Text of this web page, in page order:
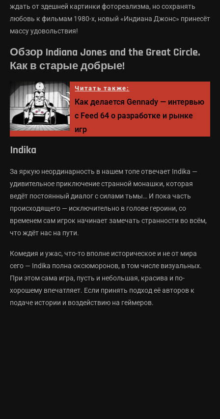
ждать от здешней картинки фотореализма, но сохранять
любовь к фильмам 1980-х, новый «Индиана Джонс» принесёт
массу удовольствия!
Обзор Indiana Jones and the Great Circle.
Как в старые добрые!
Читать также:
Как делается Gennady — интервью
с Feed 64 о разработке и рынке
игр
Indika
За яркую неординарность в нашем топе отвечает Indika —
удивительное приключение странной монашки, которая
ведёт постоянный диалог с силами тьмы… И пока часть
происходящего — исключительно в голове героини, со
временем сам игрок начинает замечать странности во всём,
что ждёт нас на пути.
Комедия и ужас, что-то вполне историческое и не от мира
сего — Indika полна оксюморонов, в том числе визуальных.
При этом сама игра, пусть и небольшая, красива и по-
хорошему впечатляет. Если принять подход её авторов к
подаче истории и воздействию на геймеров.